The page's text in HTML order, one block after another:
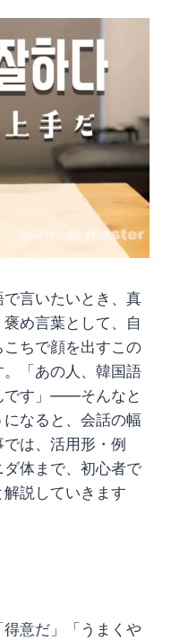
で言いたいとき、真
め言葉として、自
ちで顔を出すこの
「あの人、韓国語
です」――そんなと
なると、会話の幅
は、活用形・例
体まで、初心者で
説していきます
得意だ」「うまくや